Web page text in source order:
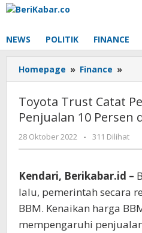
Lewati
NEWS POLITIK FINANCE
Homepage » Finance »
10
Bulan
Toyota Trust Catat
Penjualan 10 Persen
28 Oktober 2022
oleh
Beri
- 311 Dilihat
Kendari, Berikabar.id –
lalu, pemerintah secara
BBM. Kenaikan harga
mempengaruhi